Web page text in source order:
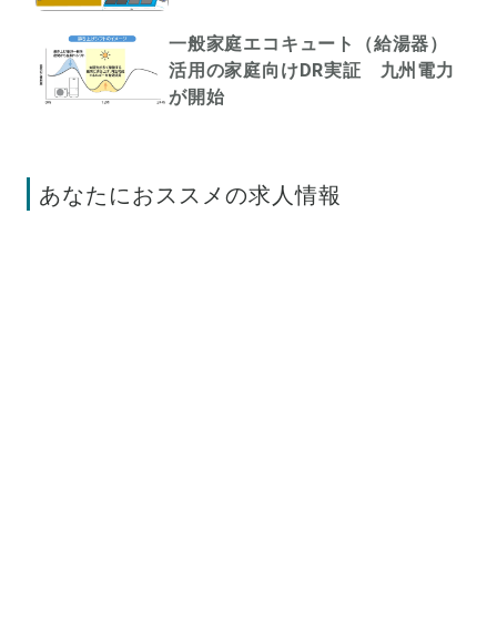
一般家庭エコキュート（給湯器）
活用の家庭向けDR実証 九州電力
が開始
あなたにおススメの求人情報